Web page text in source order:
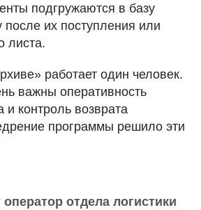
подгружаются в базу
после их поступления или
листа.
работает один человек.
важны оперативность
и контроль возврата
программы решило эти
отдела логистики